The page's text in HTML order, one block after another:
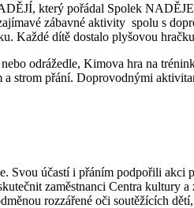
který pořádal Spolek
zábavné aktivity spolu s
Každé dítě dostalo plyšovou
odrážedle, Kimova hra na
strom přání. Doprovodnými
Svou účastí i přáním podpořili akci
zaměstnanci Centra kultury a
rozzářené oči soutěžících